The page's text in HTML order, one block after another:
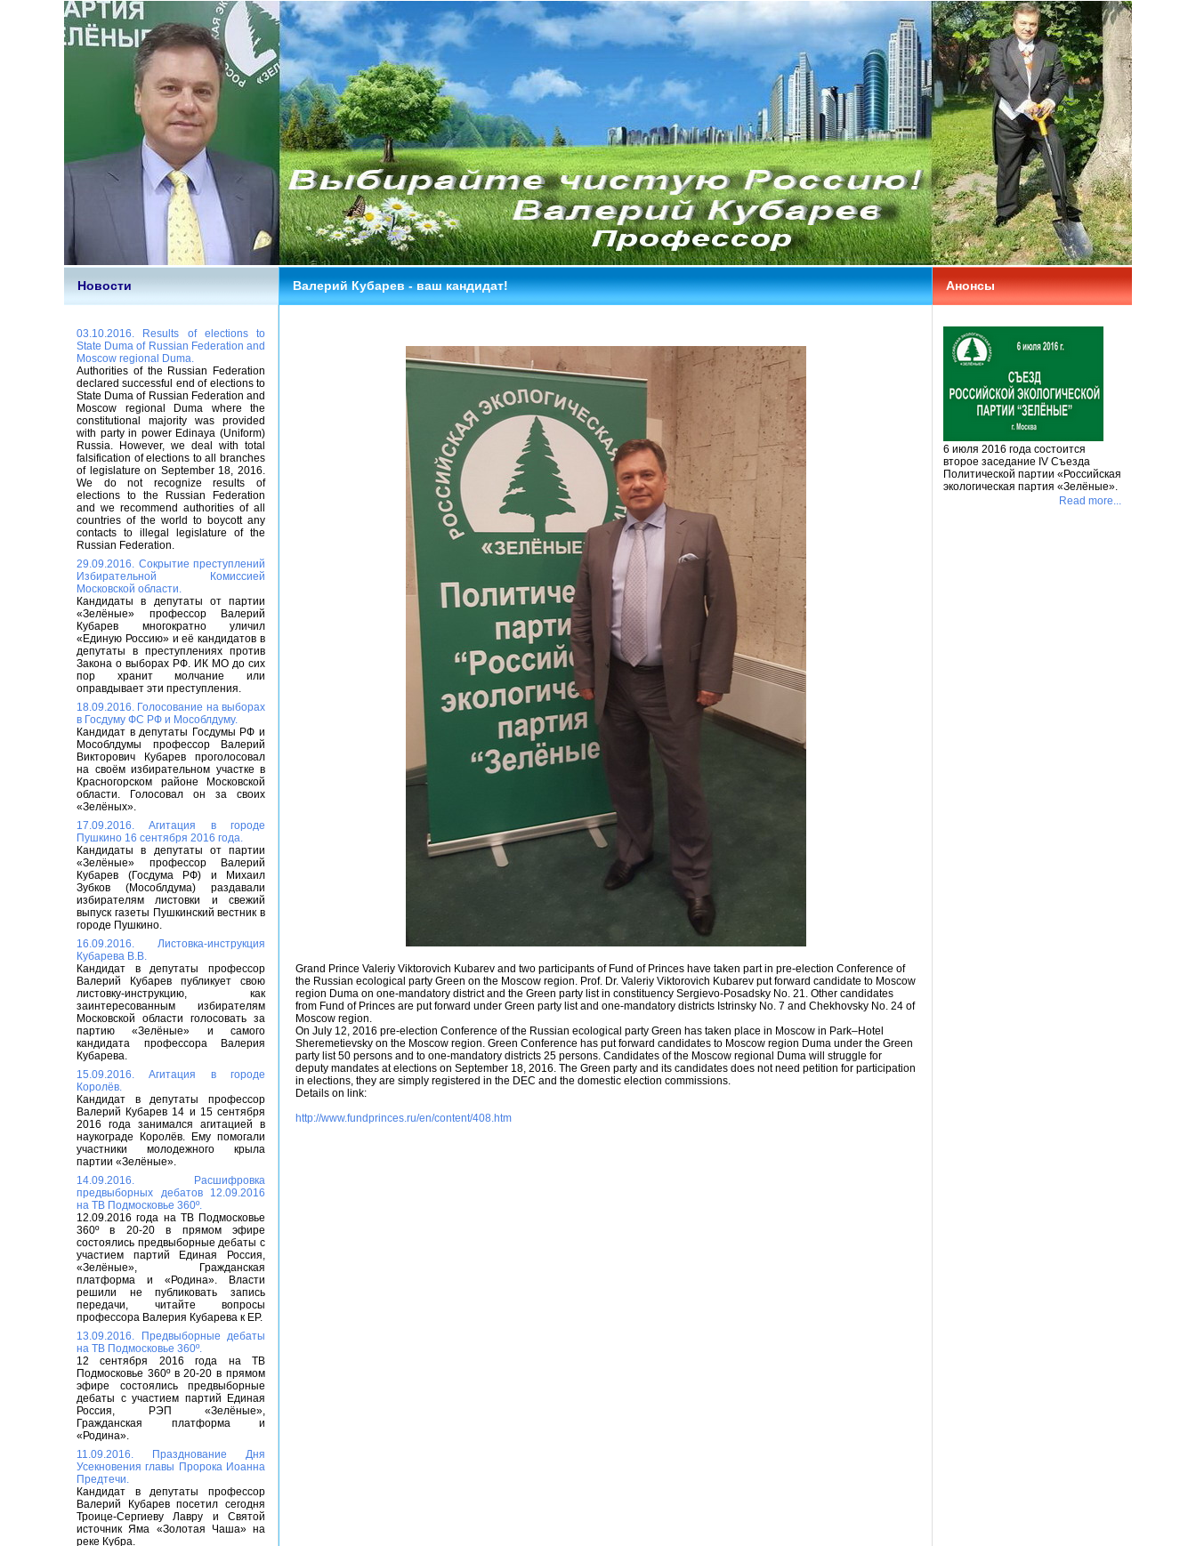
Новости Валерий Кубарев - ваш кандидат! Анонсы
03.10.2016. Results of elections to
State Duma of Russian Federation and
Moscow regional Duma.
Authorities of the Russian Federation
declared successful end of elections to
State Duma of Russian Federation and
Moscow regional Duma where the
constitutional majority was provided
with party in power Edinaya (Uniform)
Russia. However, we deal with total
falsification of elections to all branches
of legislature on September 18, 2016.
We do not recognize results of
elections to the Russian Federation
and we recommend authorities of all
countries of the world to boycott any
contacts to illegal legislature of the
Russian Federation.
29.09.2016. Сокрытие преступлений
Избирательной Комиссией
Московской области.
Кандидаты в депутаты от партии
«Зелёные» профессор Валерий
Кубарев многократно уличил
«Единую Россию» и её кандидатов в
депутаты в преступлениях против
Закона о выборах РФ. ИК МО до сих
пор хранит молчание или
оправдывает эти преступления.
18.09.2016. Голосование на выборах
в Госдуму ФС РФ и Мособлдуму.
Кандидат в депутаты Госдумы РФ и
Мособлдумы профессор Валерий
Викторович Кубарев проголосовал
на своём избирательном участке в
Красногорском районе Московской
области. Голосовал он за своих
«Зелёных».
17.09.2016. Агитация в городе
Пушкино 16 сентября 2016 года.
Кандидаты в депутаты от партии
«Зелёные» профессор Валерий
Кубарев (Госдума РФ) и Михаил
Зубков (Мособлдума) раздавали
избирателям листовки и свежий
выпуск газеты Пушкинский вестник в
городе Пушкино.
16.09.2016. Листовка-инструкция
Кубарева В.В.
Кандидат в депутаты профессор
Валерий Кубарев публикует свою
листовку-инструкцию, как
заинтересованным избирателям
Московской области голосовать за
партию «Зелёные» и самого
кандидата профессора Валерия
Кубарева.
15.09.2016. Агитация в городе
Королёв.
Кандидат в депутаты профессор
Валерий Кубарев 14 и 15 сентября
2016 года занимался агитацией в
наукограде Королёв. Ему помогали
участники молодежного крыла
партии «Зелёные».
14.09.2016. Расшифровка
предвыборных дебатов 12.09.2016
на ТВ Подмосковье 360º.
12.09.2016 года на ТВ Подмосковье
360º в 20-20 в прямом эфире
состоялись предвыборные дебаты с
участием партий Единая Россия,
«Зелёные», Гражданская
платформа и «Родина». Власти
решили не публиковать запись
передачи, читайте вопросы
профессора Валерия Кубарева к ЕР.
13.09.2016. Предвыборные дебаты
на ТВ Подмосковье 360º.
12 сентября 2016 года на ТВ
Подмосковье 360º в 20-20 в прямом
эфире состоялись предвыборные
дебаты с участием партий Единая
Россия, РЭП «Зелёные»,
Гражданская платформа и
«Родина».
11.09.2016. Празднование Дня
Усекновения главы Пророка Иоанна
Предтечи.
Кандидат в депутаты профессор
Валерий Кубарев посетил сегодня
Троице-Сергиеву Лавру и Святой
источник Яма «Золотая Чаша» на
реке Кубра.
Grand Prince Valeriy Viktorovich Kubarev and two participants of Fund of Princes have taken part in pre-election Conference of
the Russian ecological party Green on the Moscow region. Prof. Dr. Valeriy Viktorovich Kubarev put forward candidate to Moscow
region Duma on one-mandatory district and the Green party list in constituency Sergievo-Posadsky No. 21. Other candidates
from Fund of Princes are put forward under Green party list and one-mandatory districts Istrinsky No. 7 and Chekhovsky No. 24 of
Moscow region.
On July 12, 2016 pre-election Conference of the Russian ecological party Green has taken place in Moscow in Park–Hotel
Sheremetievsky on the Moscow region. Green Conference has put forward candidates to Moscow region Duma under the Green
party list 50 persons and to one-mandatory districts 25 persons. Candidates of the Moscow regional Duma will struggle for
deputy mandates at elections on September 18, 2016. The Green party and its candidates does not need petition for participation
in elections, they are simply registered in the DEC and the domestic election commissions.
Details on link:
http://www.fundprinces.ru/en/content/408.htm
6 июля 2016 года состоится
второе заседание IV Съезда
Политической партии «Российская
экологическая партия «Зелёные».
Read more...